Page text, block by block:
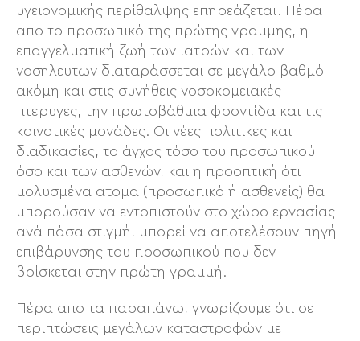
υγειονομικής περίθαλψης επηρεάζεται. Πέρα
από το προσωπικό της πρώτης γραμμής, η
επαγγελματική ζωή των ιατρών και των
νοσηλευτών διαταράσσεται σε μεγάλο βαθμό
ακόμη και στις συνήθεις νοσοκομειακές
πτέρυγες, την πρωτοβάθμια φροντίδα και τις
κοινοτικές μονάδες. Οι νέες πολιτικές και
διαδικασίες, το άγχος τόσο του προσωπικού
όσο και των ασθενών, και η προοπτική ότι
μολυσμένα άτομα (προσωπικό ή ασθενείς) θα
μπορούσαν να εντοπιστούν στο χώρο εργασίας
ανά πάσα στιγμή, μπορεί να αποτελέσουν πηγή
επιβάρυνσης του προσωπικού που δεν
βρίσκεται στην πρώτη γραμμή.
Πέρα από τα παραπάνω, γνωρίζουμε ότι σε
περιπτώσεις μεγάλων καταστροφών με